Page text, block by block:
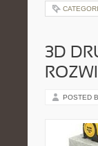
3D
POSTED